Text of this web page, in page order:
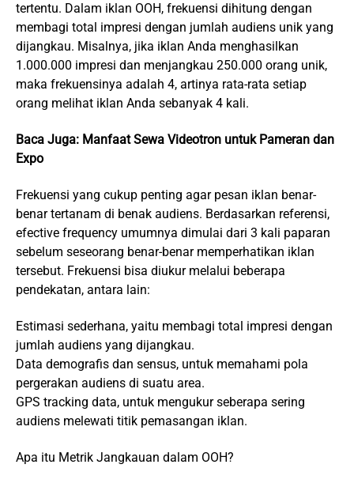
tertentu. Dalam iklan OOH, frekuensi dihitung dengan
membagi total impresi dengan jumlah audiens unik yang
dijangkau. Misalnya, jika iklan Anda menghasilkan
1.000.000 impresi dan menjangkau 250.000 orang unik,
maka frekuensinya adalah 4, artinya rata-rata setiap
orang melihat iklan Anda sebanyak 4 kali.
Baca Juga: Manfaat Sewa Videotron untuk Pameran dan
Expo
Frekuensi yang cukup penting agar pesan iklan benar-
benar tertanam di benak audiens. Berdasarkan referensi,
efective frequency umumnya dimulai dari 3 kali paparan
sebelum seseorang benar-benar memperhatikan iklan
tersebut. Frekuensi bisa diukur melalui beberapa
pendekatan, antara lain:
Estimasi sederhana, yaitu membagi total impresi dengan
jumlah audiens yang dijangkau.
Data demografis dan sensus, untuk memahami pola
pergerakan audiens di suatu area.
GPS tracking data, untuk mengukur seberapa sering
audiens melewati titik pemasangan iklan.
Apa itu Metrik Jangkauan dalam OOH?